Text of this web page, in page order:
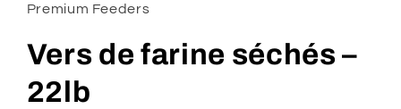
Premium Feeders
Vers de farine séchés –
22lb